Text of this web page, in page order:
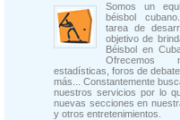
Somos un
béisbol
tarea de
objetivo de
Béisbol en
Ofrecemos
estadísticas, foros de
más... Constantemente
nuestros servicios por lo
nuevas secciones en
y otros entretenimientos.